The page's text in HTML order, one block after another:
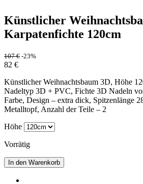
Künstlicher
Karpatenfichte 120cm
107€ -23%
82 €
Künstlicher Weihnachtsbaum 3D, Höhe
Nadeltyp 3D + PVC, Fichte 3D Nadeln
Farbe, Design – extra dick, Spitzenlänge
Metalltopf, Anzahl der Teile – 2
Höhe
Vorrätig
In den Warenkorb